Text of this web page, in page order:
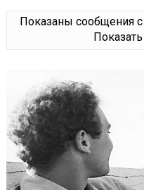
Показаны сообщения